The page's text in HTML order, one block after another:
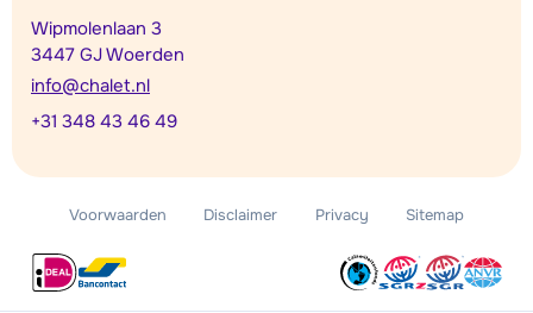
Wipmolenlaan 3
3447 GJ Woerden
info@chalet.nl
+31 348 43 46 49
Voorwaarden Disclaimer Privacy Sitemap